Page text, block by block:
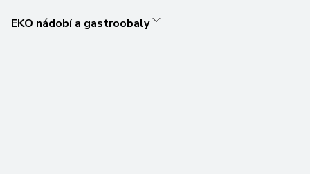
EKO nádobí a gastroobaly